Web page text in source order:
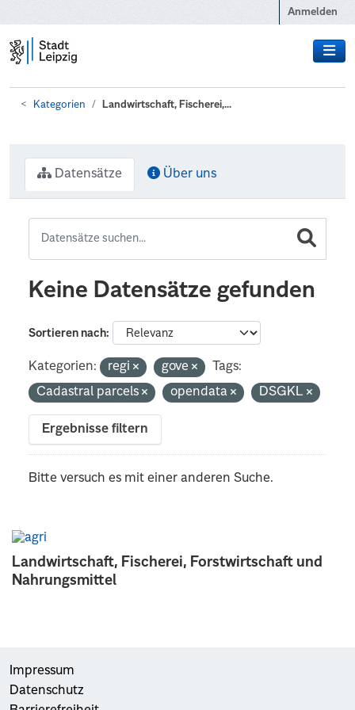
Anmelden
Kategorien Landwirtschaft, Fischerei,...
Landwirtschaft, Fischerei, Forstwirtschaft und
Nahrungsmittel
Datensätze Über uns
Keine Datensätze gefunden
Sortieren nach
Kategorien: regi gove
Tags:
Cadastral parcels
opendata DSGKL
Ergebnisse filtern
Bitte versuch es mit einer anderen Suche.
Impressum
Datenschutz